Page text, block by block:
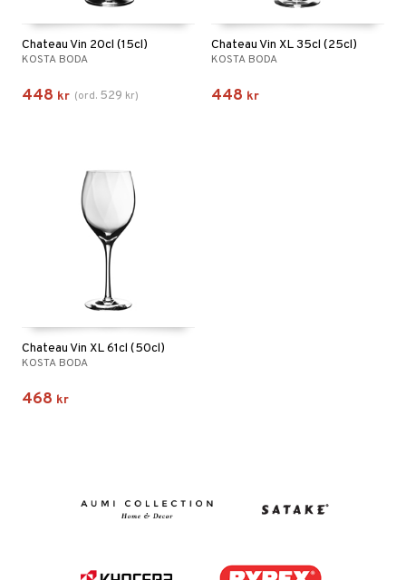
Chateau Vin 20cl (15cl)
KOSTA BODA
448 kr (ord. 529 kr)
Chateau Vin XL 35cl (25cl)
KOSTA BODA
448 kr
Chateau Vin XL 61cl (50cl)
KOSTA BODA
468 kr